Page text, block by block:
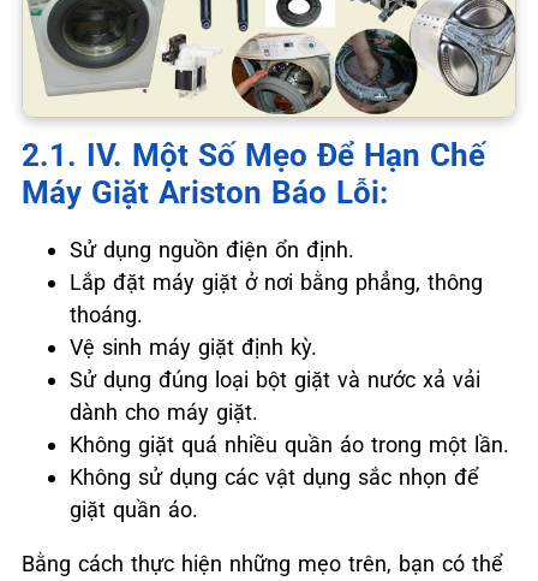
2.1. ️IV. Một Số Mẹo Để Hạn Chế
Máy Giặt Ariston Báo Lỗi:
Sử dụng nguồn điện ổn định.
Lắp đặt máy giặt ở nơi bằng phẳng, thông
thoáng.
Vệ sinh máy giặt định kỳ.
Sử dụng đúng loại bột giặt và nước xả vải
dành cho máy giặt.
Không giặt quá nhiều quần áo trong một lần.
Không sử dụng các vật dụng sắc nhọn để
giặt quần áo.
Bằng cách thực hiện những mẹo trên, bạn có thể